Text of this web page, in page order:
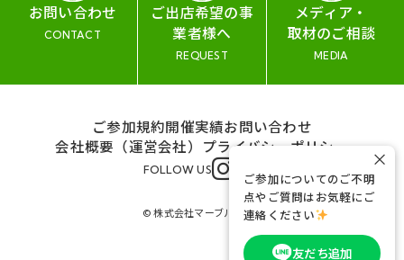
お問い合わせ
CONTACT
ご出店希望の事
業者様へ
REQUEST
メディア・
取材のご相談
MEDIA
ご参加規約開催実績お問い合わせ
会社概要（運営会社） プライバシーポリシー
FOLLOW US
© 株式会社マーブル&コー
ご参加についてのご不明
点やご質問はお気軽にご
連絡ください
友だち追加
×